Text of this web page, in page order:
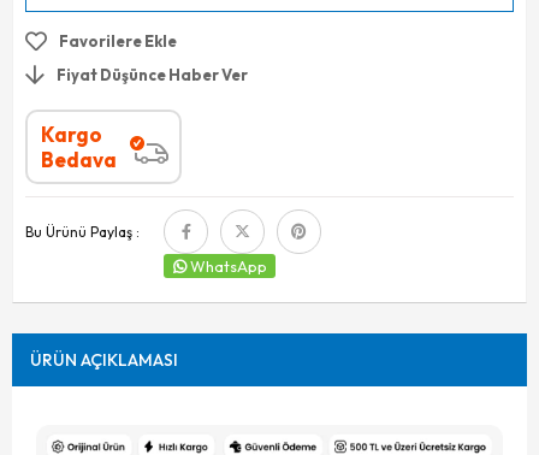
Favorilere Ekle
Fiyat Düşünce Haber Ver
Kargo
Bedava
Bu Ürünü Paylaş :
WhatsApp
ÜRÜN AÇIKLAMASI